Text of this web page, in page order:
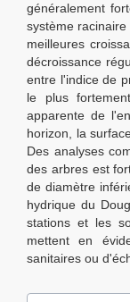
généralement
système
meilleures
décroissance
entre l'indice de
le plus
apparente de
horizon, la
Des analyses
des arbres est
de diamètre
hydrique du
stations et les
mettent en
sanitaires ou